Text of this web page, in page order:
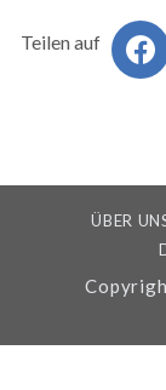
Teilen auf
ÜBER